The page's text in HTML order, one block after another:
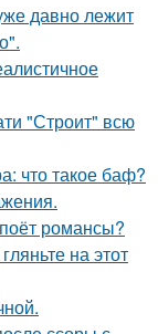
давно лежит
"Строит" всю
что такое баф?
романсы?
на этот